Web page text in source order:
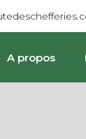
A propos